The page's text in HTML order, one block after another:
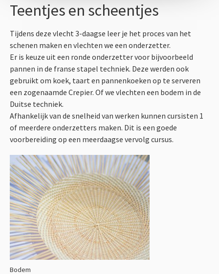
Miniaturen
Workshops
Winkel
Teentjes en scheentjes
Tijdens deze vlecht 3-daagse leer je het proces van het
schenen maken en vlechten we een onderzetter.
Er is keuze uit een ronde onderzetter voor bijvoorbeeld
pannen in de franse stapel techniek. Deze werden ook
gebruikt om koek, taart en pannenkoeken op te serveren
een zogenaamde Crepier. Of we vlechten een bodem in de
Duitse techniek.
Afhankelijk van de snelheid van werken kunnen cursisten 1
of meerdere onderzetters maken. Dit is een goede
voorbereiding op een meerdaagse vervolg cursus.
Bodem